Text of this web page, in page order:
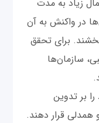
زیاد به مدت
در واکنش به آن
برای تحقق
سازمان‌ها
بر تدوین
همدلی قرار دهند.